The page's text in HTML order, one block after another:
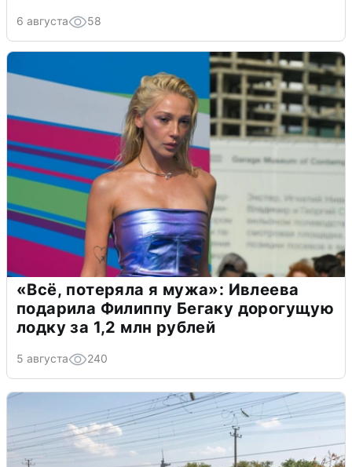
6 августа 58
«Всё, потеряла я мужа»: Ивлеева
подарила Филиппу Бегаку дорогущую
лодку за 1,2 млн рублей
5 августа 240